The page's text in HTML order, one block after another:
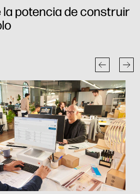
la potencia de construir